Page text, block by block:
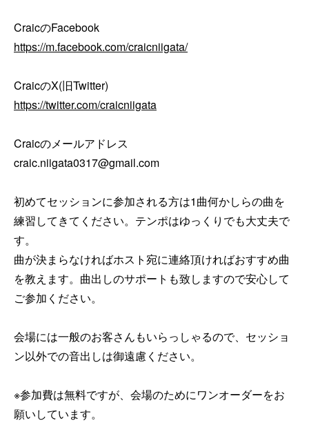
https://m.facebook.com/craicniigata/
https://twitter.com/craicniigata
Craicのメールアドレス
craic.niigata0317@gmail.com
初めてセッションに参加される方は1曲何かしらの曲を
練習してきてください。テンポはゆっくりでも大丈夫で
す。
曲が決まらなければホスト宛に連絡頂ければおすすめ曲
を教えます。曲出しのサポートも致しますので安心して
ご参加ください。
会場には一般のお客さんもいらっしゃるので、セッショ
ン以外での音出しは御遠慮ください。
※参加費は無料ですが、会場のためにワンオーダーをお
願いしています。